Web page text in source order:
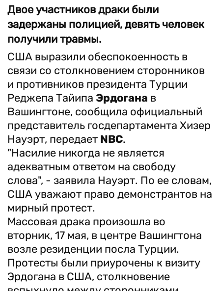
Двое участников драки были
задержаны полицией, девять человек
получили травмы.
США выразили обеспокоенность в
связи со столкновением сторонников
и противников президента Турции
Реджепа Тайипа Эрдогана в
Вашингтоне, сообщила официальный
представитель госдепартамента Хизер
Науэрт, передает NBC.
"Насилие никогда не является
адекватным ответом на свободу
слова", - заявила Науэрт. По ее словам,
США уважают право демонстрантов на
мирный протест.
Массовая драка произошла во
вторник, 17 мая, в центре Вашингтона
возле резиденции посла Турции.
Протесты были приурочены к визиту
Эрдогана в США, столкновение